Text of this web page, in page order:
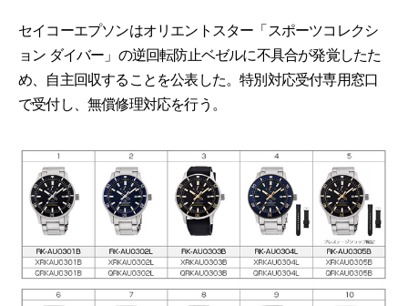
セイコーエプソンはオリエントスター「スポーツコレクシ
ョン ダイバー」の逆回転防止ベゼルに不具合が発覚したた
め、自主回収することを公表した。特別対応受付専用窓口
で受付し、無償修理対応を行う。